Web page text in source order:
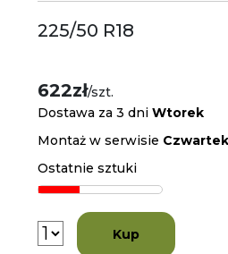
225/50 R18
622zł/szt.
Dostawa za 3 dniWtorek
Montaż w serwisie Czwartek
Ostatnie sztuki
Kup